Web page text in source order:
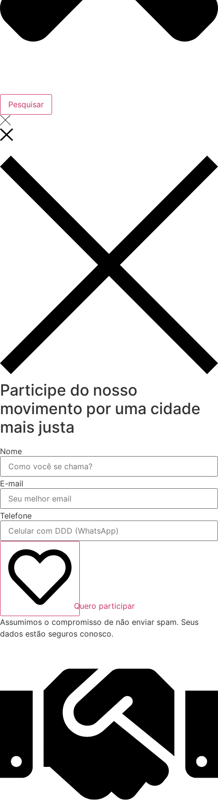
Pesquisar
Participe do nosso
movimento por uma cidade
mais justa
Nome
E-mail
Telefone
Quero participar
Assumimos o compromisso de não enviar spam. Seus
dados estão seguros conosco.